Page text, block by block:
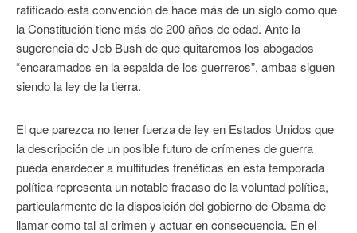
ratificado esta convención de hace más de un siglo como que
la Constitución tiene más de 200 años de edad. Ante la
sugerencia de Jeb Bush de que quitaremos los abogados
“encaramados en la espalda de los guerreros”, ambas siguen
siendo la ley de la tierra.
El que parezca no tener fuerza de ley en Estados Unidos que
la descripción de un posible futuro de crímenes de guerra
pueda enardecer a multitudes frenéticas en esta temporada
política representa un notable fracaso de la voluntad política,
particularmente de la disposición del gobierno de Obama de
llamar como tal al crimen y actuar en consecuencia. En el